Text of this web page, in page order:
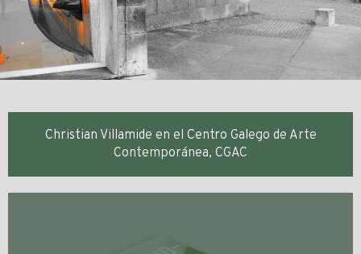
Christian Villamide en el Centro Galego de Arte
Contemporánea, CGAC